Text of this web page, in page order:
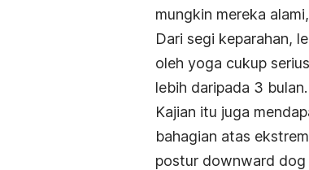
mungkin mereka
Dari segi keparahan,
oleh yoga cukup
lebih daripada 3 bulan.
Kajian itu juga
bahagian atas
postur downward dog